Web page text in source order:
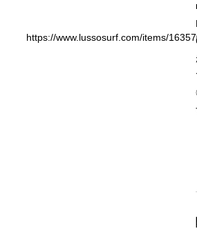
https://www.lussosurf.com/items/